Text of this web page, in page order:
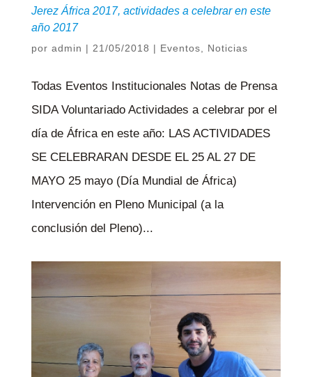
Jerez África 2017, actividades a celebrar en este
año 2017
por admin | 21/05/2018 | Eventos Noticias
Todas Eventos Institucionales Notas de Prensa
SIDA Voluntariado Actividades a celebrar por el
día de África en este año: LAS ACTIVIDADES
SE CELEBRARAN DESDE EL 25 AL 27 DE
MAYO 25 mayo (Día Mundial de África)
Intervención en Pleno Municipal (a la
conclusión del Pleno)...